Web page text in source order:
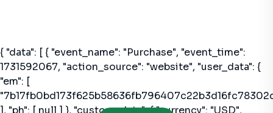
Imóveis à venda em Ribeirão da Ilha, Florianópolis SC
{ "data": [ { "event_name": "Purchase", "event_time":
1731592067, "action_source": "website", "user_data": {
"em": [
], "ph": [ null ] }, "custom_data": { "currency": "USD",